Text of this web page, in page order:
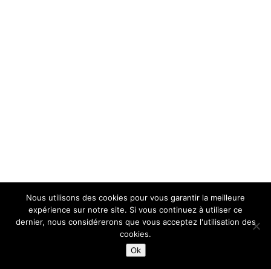
Nous utilisons des cookies pour vous garantir la meilleure
expérience sur notre site. Si vous continuez à utiliser ce
dernier, nous considérerons que vous acceptez l'utilisation des
cookies.
Ok